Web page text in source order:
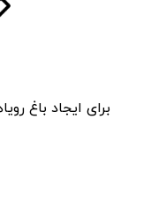
برای ایجاد باغ